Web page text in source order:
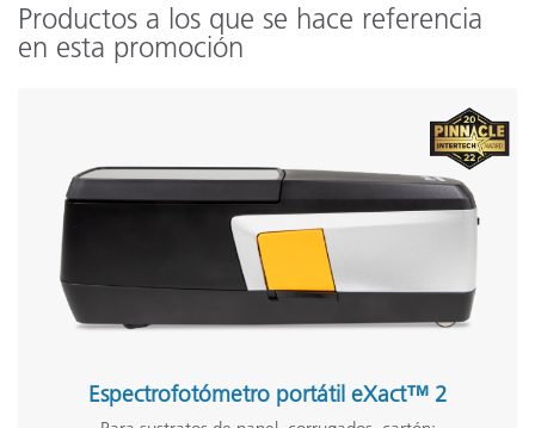
Productos a los que se hace referencia
en esta promoción
Espectrofotómetro portátil eXact™ 2